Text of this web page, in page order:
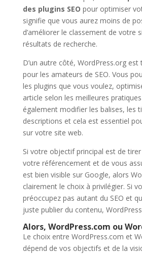
des plugins SEO pour optimiser
signifie que vous aurez moins de
d’améliorer le classement de votre
résultats de recherche.
D’un autre côté, WordPress.org
pour les amateurs de SEO. Vous
les plugins que vous voulez,
article selon les meilleures
également modifier les balises, les
descriptions et cela est essentiel
sur votre site web.
Si votre objectif principal est de
votre référencement et de vous
est bien visible sur Google, alors
clairement le choix à privilégier. Si
préoccupez pas autant du SEO et
juste publier du contenu,
Alors, WordPress.com ou
Le choix entre WordPress.com et
dépend de vos objectifs et de la